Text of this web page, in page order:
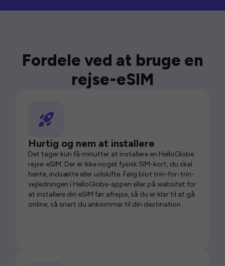
Fordele ved at bruge en
rejse-eSIM
Hurtig og nem at installere
Det tager kun få minutter at installere en HelloGlobe
rejse-eSIM. Der er ikke noget fysisk SIM-kort, du skal
hente, indsætte eller udskifte. Følg blot trin-for-trin-
vejledningen i HelloGlobe-appen eller på websitet for
at installere din eSIM før afrejse, så du er klar til at gå
online, så snart du ankommer til din destination.